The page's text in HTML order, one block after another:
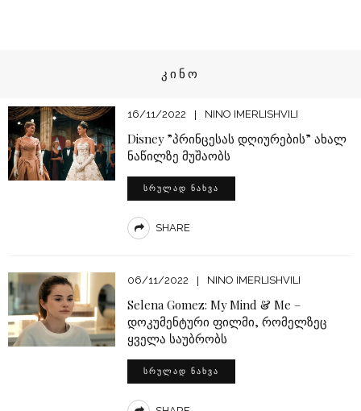
ᲙᲘᲜᲝ
16/11/2022 NINO IMERLISHVILI
Disney ”პრინცესას დღიურების” ახალ
ნაწილზე მუშაობს
ᲡᲠᲣᲚᲐᲓ ᲜᲐᲮᲕᲐ
SHARE
06/11/2022 NINO IMERLISHVILI
Selena Gomez: My Mind & Me –
დოკუმენტური ფილმი, რომელზეც
ყველა საუბრობს
ᲡᲠᲣᲚᲐᲓ ᲜᲐᲮᲕᲐ